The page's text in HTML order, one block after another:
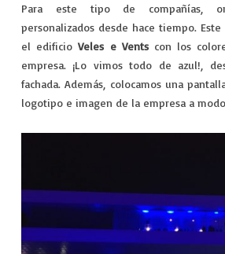
Para este tipo de compañías,
personalizados desde hace tiempo.
el edificioVeles e Ventscon los
empresa. ¡Lo vimos todo de azul!,
fachada. Además, colocamos una
logotipo e imagen de la empresa a